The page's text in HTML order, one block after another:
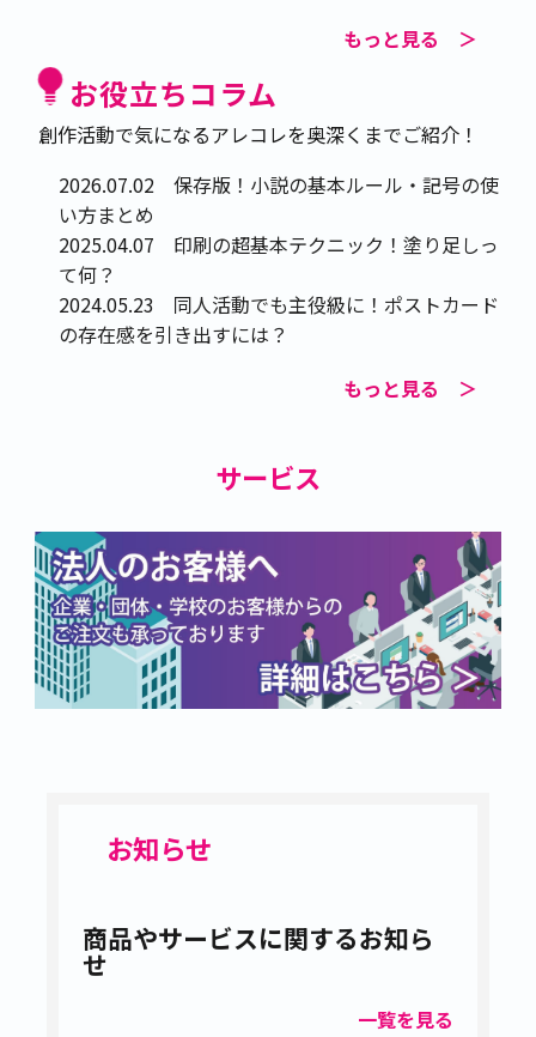
OKミューズコットン
2021.10.01
もっと見る ＞
お役立ちコラム
創作活動で気になるアレコレを奥深くまでご紹介！
2026.07.02保存版！小説の基本ルール・記号の使
い方まとめ
2025.04.07 印刷の超基本テクニック！塗り足しっ
て何？
2024.05.23 同人活動でも主役級に！ポストカード
の存在感を引き出すには？
トーンとグレースケールの違いとは？
2023.09.22
はじめての同人誌！失敗しがちなポイ
ント5つ
2023.08.25同人誌の目次の作り方を徹底解説！
2023.04.18要注意！オンデマンド印刷のトナー剝
がれ
2023.02.09小説同人誌、何文字あれば本になる？
2021.03.09ベストなノンブルの付け方をご紹介！
2021.10.14漫画の天敵『モアレ』の攻略法！
2021.10.01
もっと見る ＞
サービス
お知らせ
商品やサービスに関するお知ら
せ
一覧を見る